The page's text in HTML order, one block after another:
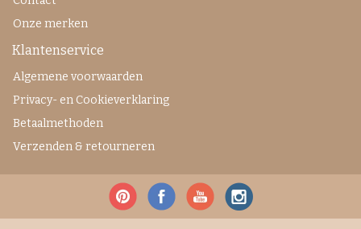
Onze merken
Klantenservice
Algemene voorwaarden
Privacy- en Cookieverklaring
Betaalmethoden
Verzenden & retourneren